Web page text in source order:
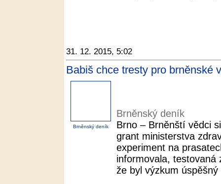
31. 12. 2015, 5:02
Babiš chce tresty pro brněnské
Brněnský deník
Brněnský deník
Brno – Brněnští vědci
grant ministerstva
experiment na
informovala, testovaná
že byl výzkum